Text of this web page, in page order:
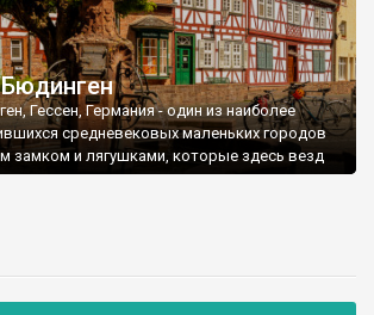
Гессен, Германия - один из наиболее
средневековых маленьких городов
замком и лягушками, которые здесь везд